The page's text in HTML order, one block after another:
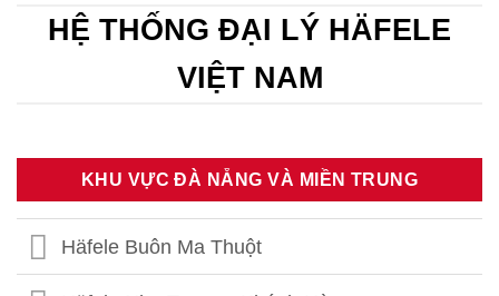
HỆ THỐNG ĐẠI LÝ HÄFELE
VIỆT NAM
KHU VỰC ĐÀ NẴNG VÀ MIỀN TRUNG
Häfele Buôn Ma Thuột